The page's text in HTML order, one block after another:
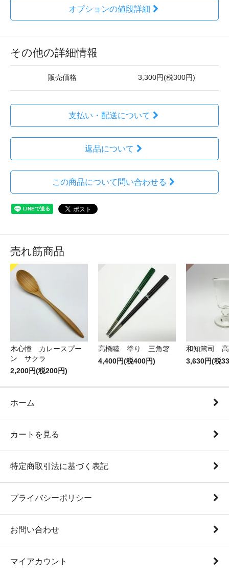
オプションの値段詳細
その他の詳細情報
販売価格 3,300円(税300円)
支払い・配送について
返品について
この商品について問い合わせる
売れ筋商品
木心憧 カレースプー
ン サクラ
2,200円(税200円)
高橋睦 塗り 三角箸
4,400円(税400円)
和知篤司
3,630円(税
ホーム
カートを見る
特定商取引法に基づく表記
プライバシーポリシー
お問い合わせ
マイアカウント